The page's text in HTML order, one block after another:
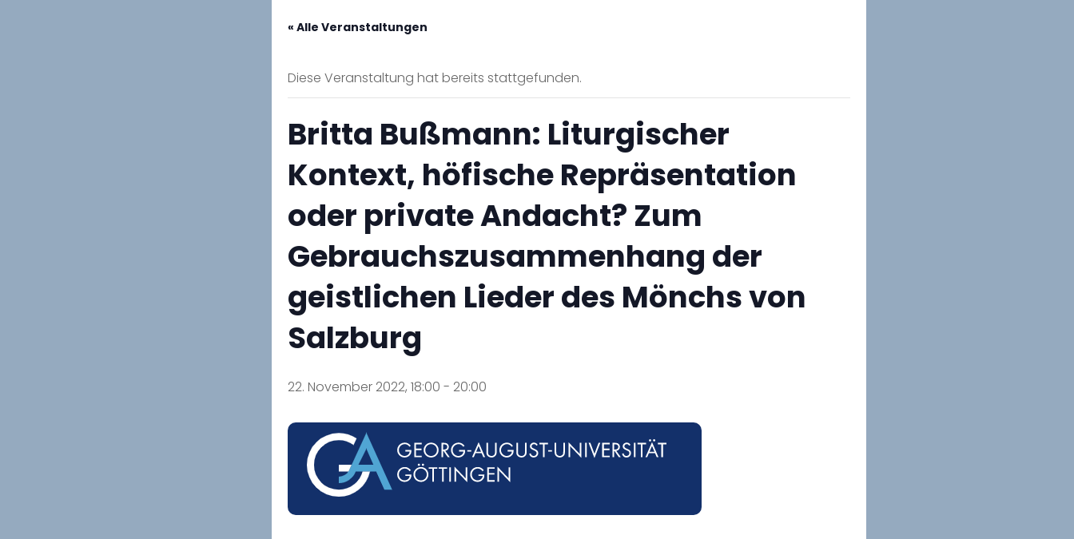
« Alle Veranstaltungen
Diese Veranstaltung hat bereits stattgefunden.
Britta Bußmann: Liturgischer
Kontext, höfische Repräsentation
oder private Andacht? Zum
Gebrauchszusammenhang der
geistlichen Lieder des Mönchs von
Salzburg
22. November 2022, 18:00 - 20:00